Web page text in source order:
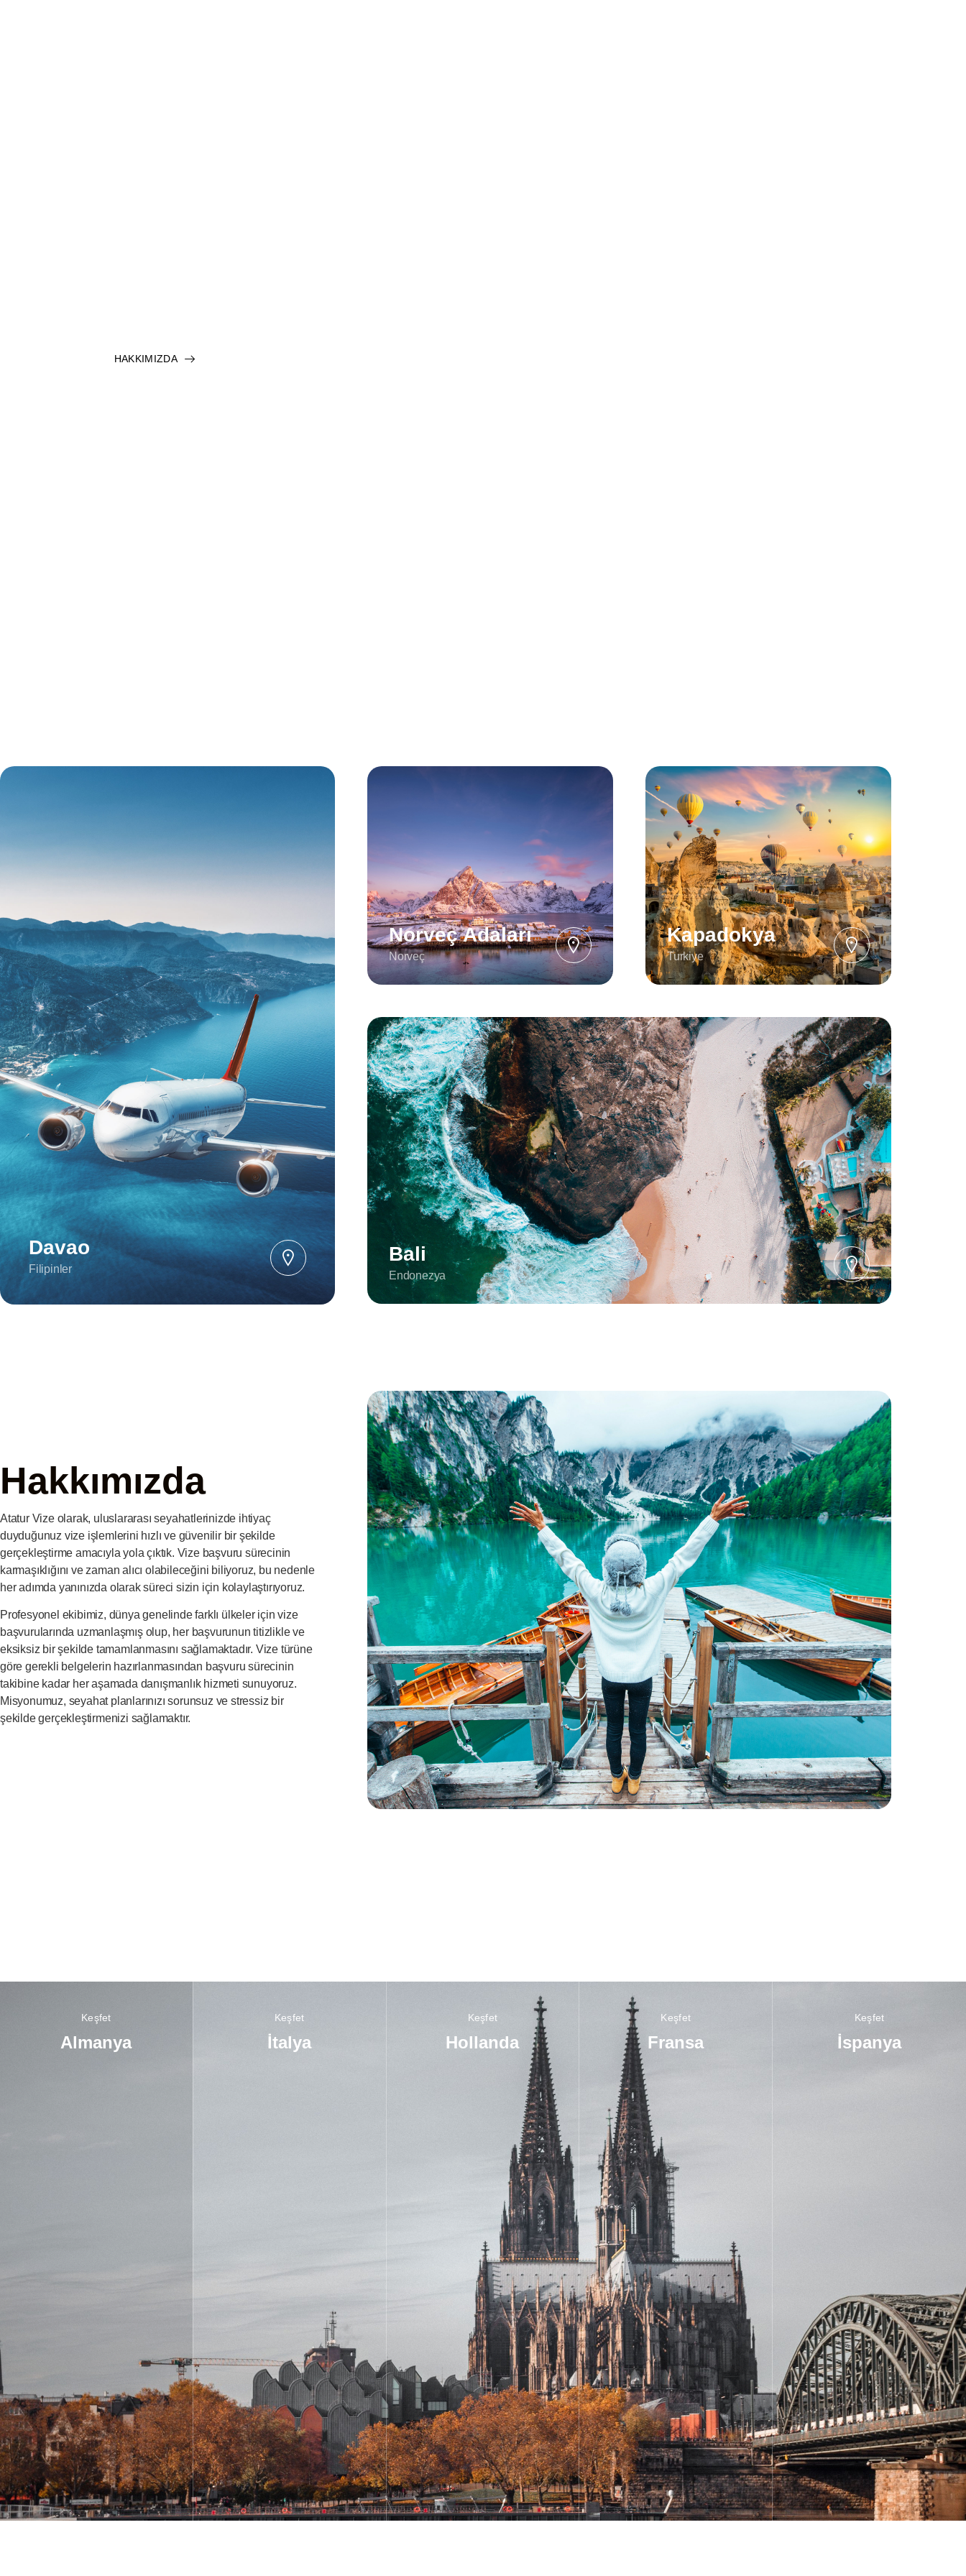
HAKKIMIZDA
Davao
Filipinler
Norveç Adaları
Norveç
Kapadokya
Turkiye
Bali
Endonezya
Hakkımızda
Atatur Vize olarak, uluslararası seyahatlerinizde ihtiyaç
duyduğunuz vize işlemlerini hızlı ve güvenilir bir şekilde
gerçekleştirme amacıyla yola çıktık. Vize başvuru sürecinin
karmaşıklığını ve zaman alıcı olabileceğini biliyoruz, bu nedenle
her adımda yanınızda olarak süreci sizin için kolaylaştırıyoruz.
Profesyonel ekibimiz, dünya genelinde farklı ülkeler için vize
başvurularında uzmanlaşmış olup, her başvurunun titizlikle ve
eksiksiz bir şekilde tamamlanmasını sağlamaktadır. Vize türüne
göre gerekli belgelerin hazırlanmasından başvuru sürecinin
takibine kadar her aşamada danışmanlık hizmeti sunuyoruz.
Misyonumuz, seyahat planlarınızı sorunsuz ve stressiz bir
şekilde gerçekleştirmenizi sağlamaktır.
Keşfet
Almanya
Keşfet
İtalya
Keşfet
Hollanda
Keşfet
Fransa
Keşfet
İspanya